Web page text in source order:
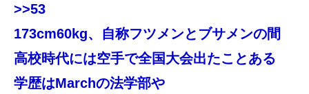
>>53
173cm60kg、自称フツメンとブサメンの間
高校時代には空手で全国大会出たことある
学歴はMarchの法学部や